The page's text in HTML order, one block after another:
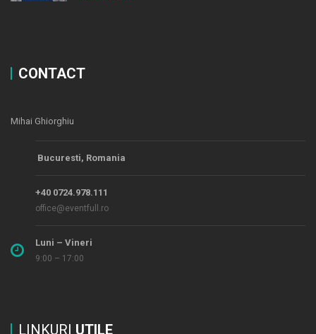
CONTACT
Mihai Ghiorghiu
Bucuresti, Romania
+40 0724.978.111
office@eventfull.ro
Luni – Vineri
9:00 – 17:00
LINKURI UTILE